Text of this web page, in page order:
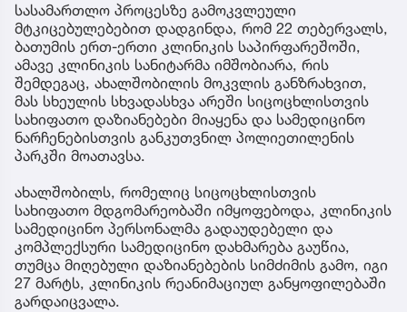
სასამართლო პროცესზე გამოკვლეული
მტკიცებულებებით დადგინდა, რომ 22 თებერვალს,
ბათუმის ერთ-ერთი კლინიკის საპირფარეშოში,
ამავე კლინიკის სანიტარმა იმშობიარა, რის
შემდეგაც, ახალშობილის მოკვლის განზრახვით,
მას სხეულის სხვადასხვა არეში სიცოცხლისთვის
სახიფათო დაზიანებები მიაყენა და სამედიცინო
ნარჩენებისთვის განკუთვნილ პოლიეთილენის
პარკში მოათავსა.
ახალშობილს, რომელიც სიცოცხლისთვის
სახიფათო მდგომარეობაში იმყოფებოდა, კლინიკის
სამედიცინო პერსონალმა გადაუდებელი და
კომპლექსური სამედიცინო დახმარება გაუწია,
თუმცა მიღებული დაზიანებების სიმძიმის გამო, იგი
27 მარტს, კლინიკის რეანიმაციულ განყოფილებაში
გარდაიცვალა.